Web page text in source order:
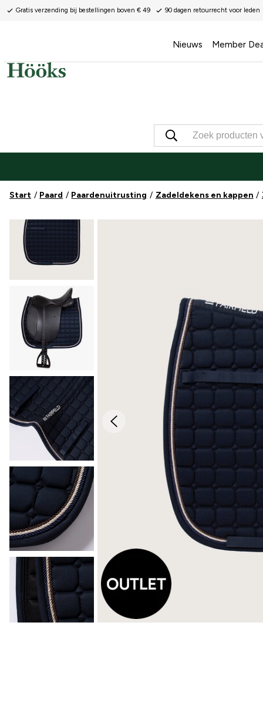
Gratis verzending bij bestellingen boven € 49 90 dagen retourrecht voor leden
Nieuws Member
Start Paard Paardenuitrusting Zadeldekens en kappen